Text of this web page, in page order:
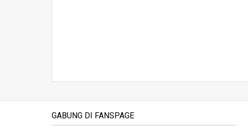
GABUNG DI FANSPAGE